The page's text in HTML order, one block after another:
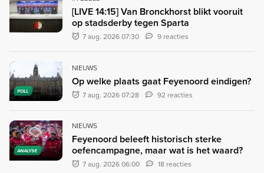
[LIVE 14:15] Van Bronckhorst blikt vooruit
op stadsderby tegen Sparta
7 aug. 2026 07:30 9 reacties
POLL
NIEUWS
Op welke plaats gaat Feyenoord eindigen?
7 aug. 2026 07:28 92 reacties
ANALYSE
NIEUWS
Feyenoord beleeft historisch sterke
oefencampagne, maar wat is het waard?
7 aug. 2026 06:00 18 reacties